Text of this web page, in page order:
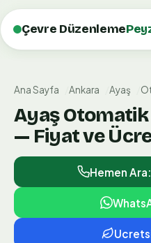
Çevre Düzenleme
Ana Sayfa Ankara Ayaş
Ayaş
— Fiyat ve
Hemen